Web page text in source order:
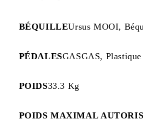
BÉQUILLEUrsus MOOI,
PÉDALESGASGAS, Plastique
POIDS33.3 Kg
POIDS MAXIMAL